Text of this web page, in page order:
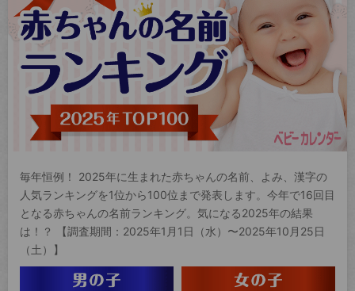
毎年恒例！ 2025年に生まれた赤ちゃんの名前、よみ、漢字の
人気ランキングを1位から100位まで発表します。今年で16回目
となる赤ちゃんの名前ランキング。気になる2025年の結果
は！？ 【調査期間：2025年1月1日（水）〜2025年10月25日
（土）】